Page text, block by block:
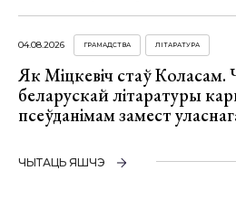
04.08.2026 ГРАМАДСТВА ЛІТАРАТУРА
Як Міцкевіч стаў Коласам.
беларускай літаратуры
псеўданімам замест
ЧЫТАЦЬ ЯШЧЭ